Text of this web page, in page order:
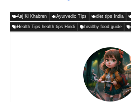
Aaj Ki Khabren Ayurvedic Tips diet tips India
Health Tips health tips Hindi healthy food guide